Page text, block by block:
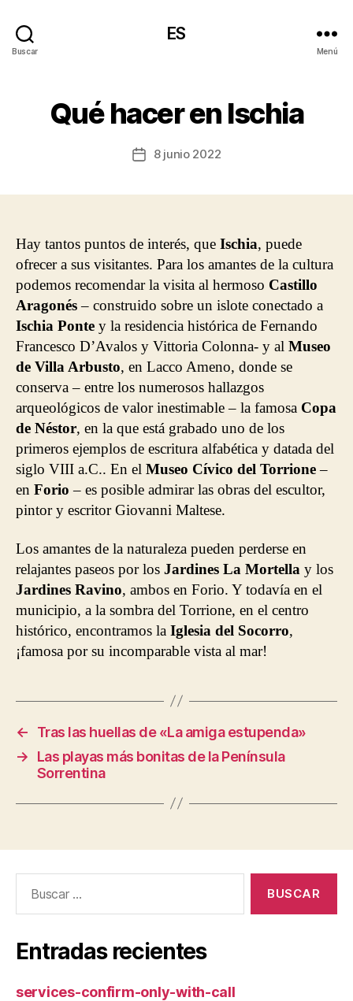
Buscar
ES
Menú
Qué hacer en Ischia
Fecha8 junio 2022
Hay tantos puntos de interés, que Ischia, puede
ofrecer a sus visitantes. Para los amantes de la cultura
podemos recomendar la visita al hermoso Castillo
Aragonés– construido sobre un islote conectado a
Ischia Ponte y la residencia histórica de Fernando
Francesco D’Avalos y Vittoria Colonna- y al Museo
de Villa Arbusto, en Lacco Ameno, donde se
conserva – entre los numerosos hallazgos
arqueológicos de valor inestimable – la famosa Copa
de Néstor, en la que está grabado uno de los
primeros ejemplos de escritura alfabética y datada del
siglo VIII a.C.. En el Museo Cívico del Torrione–
en Forio – es posible admirar las obras del escultor,
pintor y escritor Giovanni Maltese.
Los amantes de la naturaleza pueden perderse en
relajantes paseos por los Jardines La Mortella y los
Jardines Ravino, ambos en Forio. Y todavía en el
municipio, a la sombra del Torrione, en el centro
histórico, encontramos la Iglesia del Socorro,
¡famosa por su incomparable vista al mar!
←
Tras las huellas de «La amiga estupenda»
→
Las playas más bonitas de la Península
Sorrentina
Entradas recientes
services-confirm-only-with-call